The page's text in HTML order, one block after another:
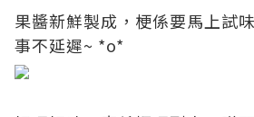
果醬新鮮製成，梗係要馬上試
事不延遲~ *o*